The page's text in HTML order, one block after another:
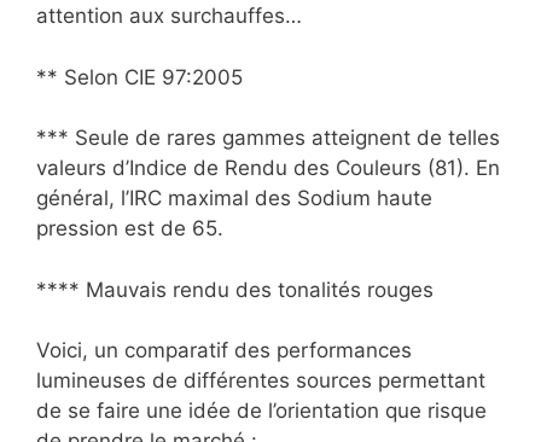
attention aux surchauffes…
** Selon CIE 97:2005
*** Seule de rares gammes atteignent de telles
valeurs d’Indice de Rendu des Couleurs (81). En
général, l’IRC maximal des Sodium haute
pression est de 65.
**** Mauvais rendu des tonalités rouges
Voici, un comparatif des performances
lumineuses de différentes sources permettant
de se faire une idée de l’orientation que risque